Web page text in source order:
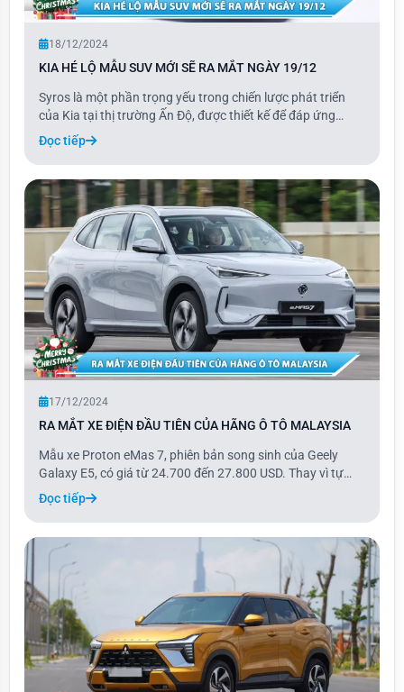
18/12/2024
KIA HÉ LỘ MẪU SUV MỚI SẼ RA MẮT NGÀY 19/12
Syros là một phần trọng yếu trong chiến lược phát triển
của Kia tại thị trường Ấn Độ, được thiết kế để đáp ứng
những nhu cầu đặc thù của người tiêu dùng địa phương,
đồng thời vẫn duy trì sức hấp dẫn trên toàn cầu. Mẫu xe
này sẽ lấp đầy khoảng trống giữa c
Đọc tiếp
17/12/2024
RA MẮT XE ĐIỆN ĐẦU TIÊN CỦA HÃNG Ô TÔ MALAYSIA
Mẫu xe Proton eMas 7, phiên bản song sinh của Geely
Galaxy E5, có giá từ 24.700 đến 27.800 USD. Thay vì tự
phát triển, Proton đã lựa chọn rebadge mẫu xe của thương
hiệu Trung Quốc, vì vậy thiết kế và các cấu phần của eMas
7 gần như giống hệt Galaxy E5, ch
Đọc tiếp